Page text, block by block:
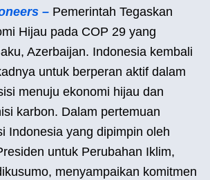
– Pemerintah Tegaskan
Hijau pada COP 29 yang
Azerbaijan. Indonesia kembali
untuk berperan aktif dalam
menuju ekonomi hijau dan
karbon. Dalam pertemuan
Indonesia yang dipimpin oleh
untuk Perubahan Iklim,
menyampaikan komitmen